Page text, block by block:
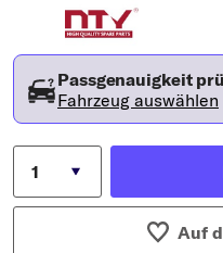
Passgenauigkeit
Fahrzeug auswählen
Auf